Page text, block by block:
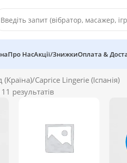
Про НасАкції/ЗнижкиОплата &
(Країна) Caprice Lingerie (Іспанія)
результатів